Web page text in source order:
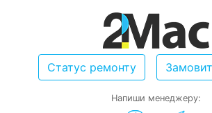
Статус ремонту
Напиши менеджеру: